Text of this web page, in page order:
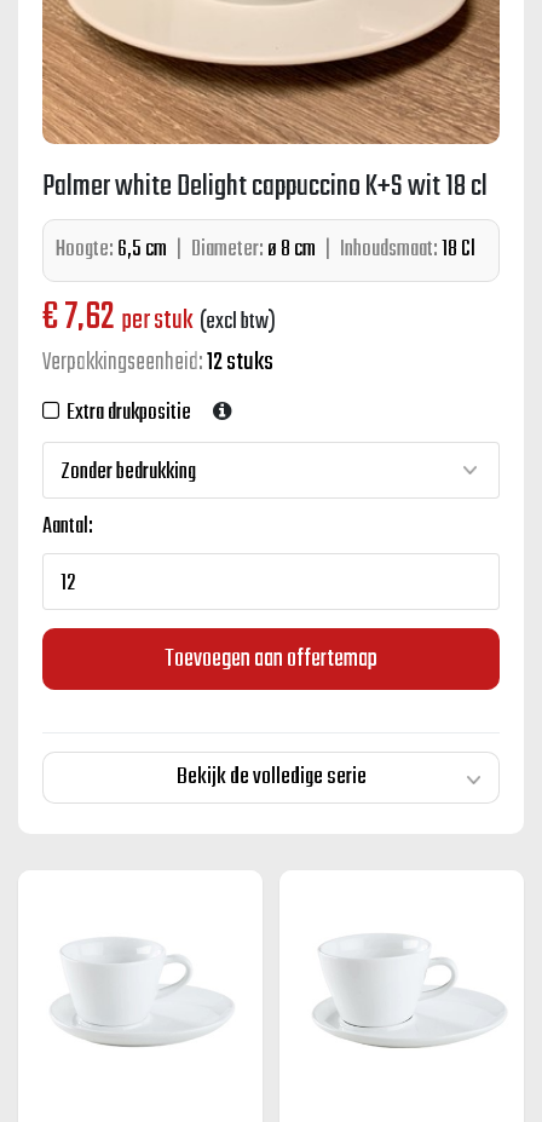
Palmer white Delight cappuccino K+S wit 18 cl
Hoogte:6,5 cm | Diameter:ø 8 cm | Inhoudsmaat:18 Cl
€7,62 per stuk (excl btw)
Verpakkingseenheid:12 stuks
Extra drukpositie
Aantal:
Toevoegen aan offertemap
Bekijk de volledige serie